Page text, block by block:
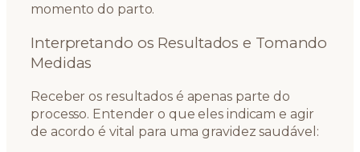
momento do parto.
Interpretando os Resultados e Tomando
Medidas
Receber os resultados é apenas parte do
processo. Entender o que eles indicam e agir
de acordo é vital para uma gravidez saudável: